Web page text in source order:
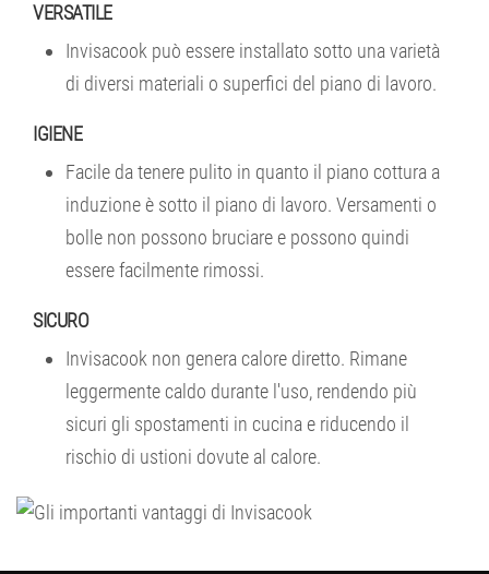
VERSATILE
Invisacook può essere installato sotto una varietà
di diversi materiali o superfici del piano di lavoro.
IGIENE
Facile da tenere pulito in quanto il piano cottura a
induzione è sotto il piano di lavoro. Versamenti o
bolle non possono bruciare e possono quindi
essere facilmente rimossi.
SICURO
Invisacook non genera calore diretto. Rimane
leggermente caldo durante l'uso, rendendo più
sicuri gli spostamenti in cucina e riducendo il
rischio di ustioni dovute al calore.